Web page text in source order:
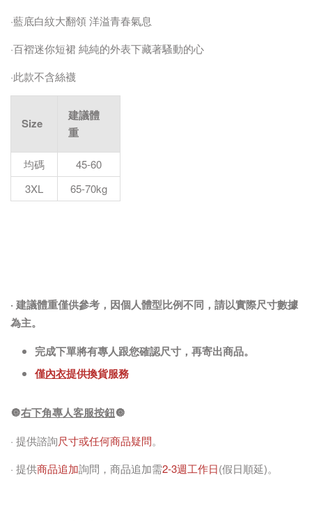
·藍底白紋大翻領 洋溢青春氣息
·百褶迷你短裙 純純的外表下藏著騷動的心
·此款不含絲襪
Size
建議體
重
均碼
45-60
3XL
65-70kg
· 建議體重僅供參考，因個人體型比例不同，請以實際尺寸數據
為主。
完成下單將有專人跟您確認尺寸，再寄出商品。
僅內衣提供換貨服務
🔘右下角專人客服按鈕🔘
· 提供諮詢尺寸或任何商品疑問。
· 提供商品追加詢問，商品追加需2-3週工作日(假日順延)。